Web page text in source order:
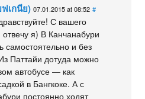
ฟเกนีย) 07.01.2015 at 08:52 #
С вашего
отвечу я) В Канчанабури
самостоятельно и без
Паттайи дотуда можно
автобусе — как
в Бангкоке. А с
постоянно ходят